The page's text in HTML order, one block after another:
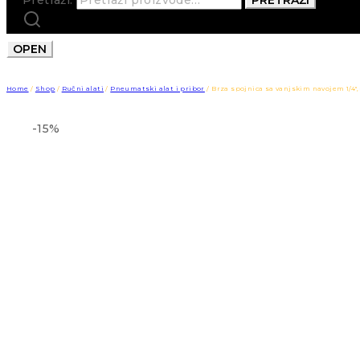
OPEN
Home / Shop / Ručni alati / Pneumatski alat i pribor / Brza spojnica sa vanjskim navojem 1/
-15%